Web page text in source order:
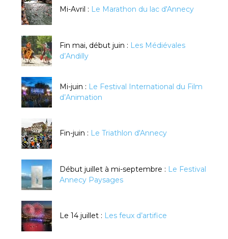
Mi-Avril : Le Marathon du lac d'Annecy
Fin mai, début juin : Les Médiévales
d’Andilly
Mi-juin : Le Festival International du Film
d’Animation
Fin-juin : Le Triathlon d'Annecy
Début juillet à mi-septembre : Le Festival
Annecy Paysages
Le 14 juillet : Les feux d’artifice